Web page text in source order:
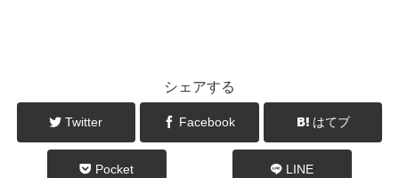
シェアする
Twitter Facebook はてブ
Pocket LINE